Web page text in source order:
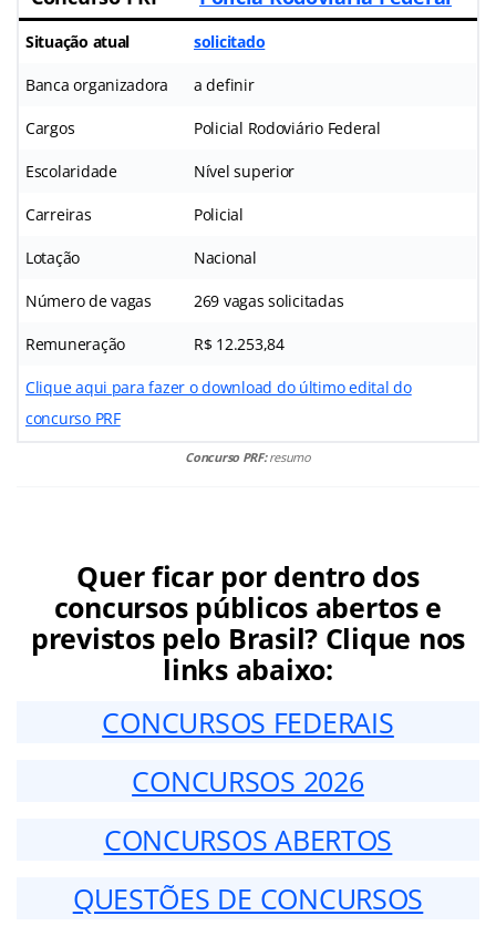
Situação atual solicitado
Banca organizadora a definir
Cargos Policial Rodoviário Federal
Escolaridade Nível superior
Carreiras Policial
Lotação Nacional
Número de vagas 269 vagas solicitadas
Remuneração R$ 12.253,84
Clique aqui para fazer o download do último edital do
concurso PRF
Concurso PRF:resumo
Quer ficar por dentro dos
concursos públicos abertos e
previstos pelo Brasil? Clique nos
links abaixo:
CONCURSOS FEDERAIS
CONCURSOS 2026
CONCURSOS ABERTOS
QUESTÕES DE CONCURSOS